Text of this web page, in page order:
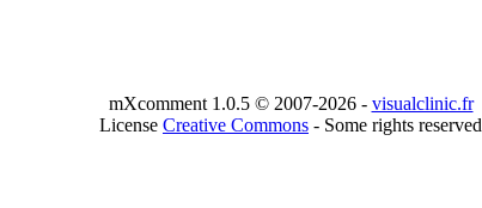
mXcomment 1.0.5 © 2007-2026 - visualclinic.fr
License Creative Commons - Some rights reserved